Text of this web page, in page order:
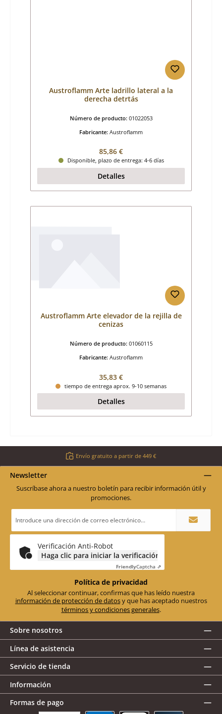
Austroflamm Arte ladrillo lateral a la
derecha detrtás
Número de producto: 01022053
Fabricante: Austroflamm
Precio normal:
85,86 €
Disponible, plazo de entrega: 4-6 días
Detalles
Austroflamm Arte elevador de la rejilla de
cenizas
Número de producto: 01060115
Fabricante: Austroflamm
Precio normal:
35,83 €
tiempo de entrega aprox. 9-10 semanas
Detalles
Envío gratuito a partir de 449 €
Newsletter
Suscríbase ahora a nuestro boletín para recibir información útil y
promociones.
de
correo
electrónico
Verificación Anti-Robot
Haga clic para iniciar la verificación
FriendlyCaptcha ⇗
Política de privacidad
información de protección de datos
y que has aceptado nuestros
términos y condiciones generales.
Sobre nosotros
Línea de asistencia
Servicio de tienda
Información
Formas de pago